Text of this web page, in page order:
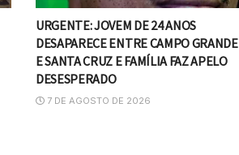
URGENTE: JOVEM DE 24 ANOS
DESAPARECE ENTRE CAMPO GRANDE
E SANTA CRUZ E FAMÍLIA FAZ APELO
DESESPERADO
7 DE AGOSTO DE 2026